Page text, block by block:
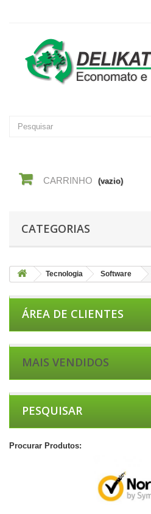
CARRINHO (vazio)
CATEGORIAS
Tecnologia Software
ÁREA DE CLIENTES
MAIS VENDIDOS
PESQUISAR
Procurar Produtos: